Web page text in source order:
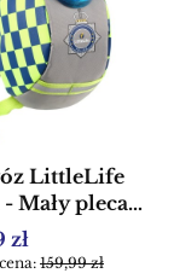
LittleLife
Mały plecak
zł
159,99 zł